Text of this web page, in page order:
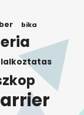
ber bika